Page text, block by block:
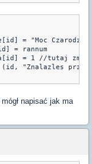
= "Moc
= rannum
= 1 //tutaj
"Znalazles
napisać jak ma